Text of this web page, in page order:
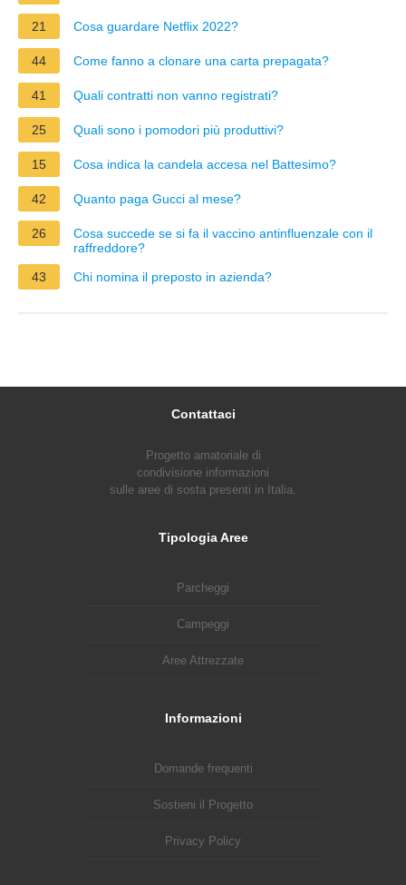
21 Cosa guardare Netflix 2022?
44 Come fanno a clonare una carta prepagata?
41 Quali contratti non vanno registrati?
25 Quali sono i pomodori più produttivi?
15 Cosa indica la candela accesa nel Battesimo?
42 Quanto paga Gucci al mese?
26
Cosa succede se si fa il vaccino antinfluenzale con il
raffreddore?
43
Chi nomina il preposto in azienda?
Contattaci
Progetto amatoriale di
condivisione informazioni
sulle aree di sosta presenti in Italia.
Tipologia Aree
Parcheggi
Campeggi
Aree Attrezzate
Informazioni
Domande frequenti
Sostieni il Progetto
Privacy Policy